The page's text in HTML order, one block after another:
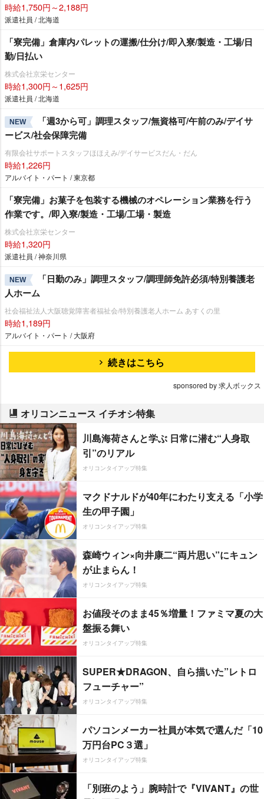
時給1,750円～2,188円
派遣社員 / 北海道
「寮完備」倉庫内パレットの運搬/仕分け/即入寮/製造・工場/日
勤/日払い
株式会社京栄センター
時給1,300円～1,625円
派遣社員 / 北海道
NEW
「週3から可」調理スタッフ/無資格可/午前のみ/デイサ
ービス/社会保障完備
有限会社サポートスタッフほほえみ/デイサービスだん・だん
時給1,226円
アルバイト・パート / 東京都
「寮完備」お菓子を包装する機械のオペレーション業務を行う
作業です。/即入寮/製造・工場/工場・製造
株式会社京栄センター
時給1,320円
派遣社員 / 神奈川県
NEW
「日勤のみ」調理スタッフ/調理師免許必須/特別養護老
人ホーム
社会福祉法人大阪聴覚障害者福祉会/特別養護老人ホーム あすくの里
時給1,189円
アルバイト・パート / 大阪府
続きはこちら
sponsored by 求人ボックス
オリコンニュース イチオシ特集
川島海荷さんと学ぶ 日常に潜む“人身取
引”のリアル
オリコンタイアップ特集
マクドナルドが40年にわたり支える「小学
生の甲子園」
オリコンタイアップ特集
森崎ウィン×向井康二“両片思い”にキュン
が止まらん！
オリコンタイアップ特集
お値段そのまま45％増量！ファミマ夏の大
盤振る舞い
オリコンタイアップ特集
SUPER★DRAGON、自ら描いた”レトロ
フューチャー”
オリコンタイアップ特集
パソコンメーカー社員が本気で選んだ「10
万円台PC３選」
オリコンタイアップ特集
「別班のよう」腕時計で『VIVANT』の世